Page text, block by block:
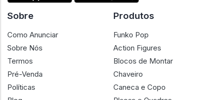
Sobre
Como Anunciar
Sobre Nós
Termos
Pré-Venda
Políticas
Produtos
Funko Pop
Action Figures
Blocos de Montar
Chaveiro
Caneca e Copo